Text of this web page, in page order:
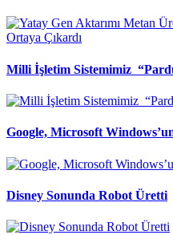
Milli İşletim Sistemimiz
Google, Microsoft
Disney Sonunda Robot Üretti